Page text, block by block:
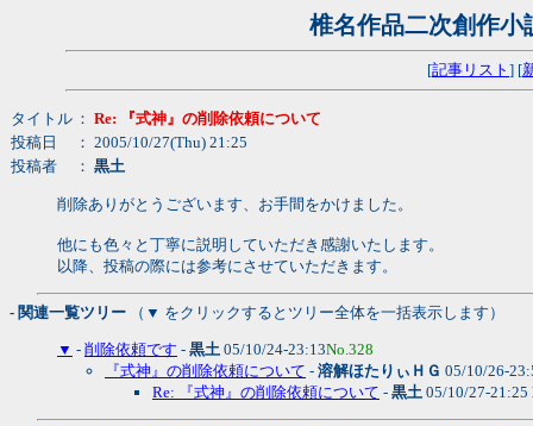
椎名作品二次創作
[記事リスト ] [
タイトル ： Re: 『式神』の削除依頼について
投稿日
： 2005/10/27(Thu) 21:25
投稿者
： 黒土
削除ありがとうございます、お手間をかけました。
他にも色々と丁寧に説明していただき感謝いたします。
以降、投稿の際には参考にさせていただきます。
- 関連一覧ツリー （▼ をクリックするとツリー全体を一括表示します）
▼ - 削除依頼です - 黒土 05/10/24-23:13No.328
『式神』の削除依頼について - 溶解ほたりぃＨＧ 05/10/26-
Re: 『式神』の削除依頼について - 黒土 05/10/27-21:25